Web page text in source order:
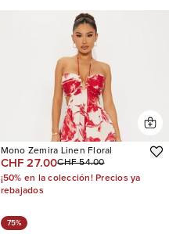
Mono Zemira Linen Floral
CHF 27.00CHF 54.00
¡50% en la colección! Precios ya
rebajados
75%